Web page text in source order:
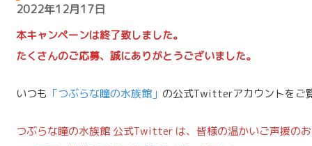
2022年12月17日
本キャンペーンは終了致しました。
たくさんのご応募、誠にありがとうございました。
いつも 「つぶらな瞳の水族館」 の公式Twitterアカウントをご
つぶらな瞳の水族館 公式Twitter は、皆様の温かいご声援の